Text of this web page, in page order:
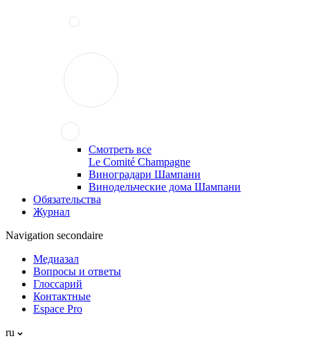
Смотреть все
Le Comité Champagne
Виноградари Шампани
Винодельческие дома Шампани
Обязательства
Журнал
Navigation secondaire
Медиазал
Вопросы и ответы
Глоссарий
Контактные
Espace Pro
ru